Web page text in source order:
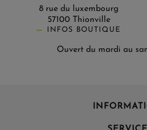
8 rue du luxembourg
57100 Thionville
INFOS BOUTIQUE
Ouvert du mardi au